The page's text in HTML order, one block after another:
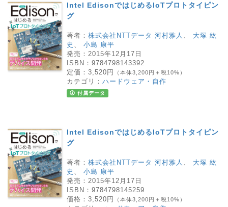
Intel EdisonではじめるIoTプロトタイピン
グ
著者： 株式会社NTTデータ 河村雅人
大塚 紘
史
小島 康平
発売： 2015年12月17日
ISBN： 9784798143392
定価： 3,520円 （本体3,200円＋税10%）
カテゴリ： ハードウェア・自作
付属データ
Intel EdisonではじめるIoTプロトタイピン
グ
著者： 株式会社NTTデータ 河村雅人
大塚 紘
史
小島 康平
発売： 2015年12月17日
ISBN： 9784798145259
価格： 3,520円 （本体3,200円＋税10%）